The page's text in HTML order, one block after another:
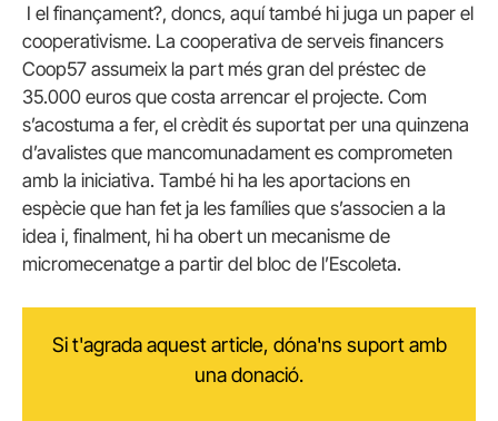
I el finançament?, doncs, aquí també hi juga un paper el
cooperativisme. La cooperativa de serveis financers
Coop57 assumeix la part més gran del préstec de
35.000 euros que costa arrencar el projecte. Com
s’acostuma a fer, el crèdit és suportat per una quinzena
d’avalistes que mancomunadament es comprometen
amb la iniciativa. També hi ha les aportacions en
espècie que han fet ja les famílies que s’associen a la
idea i, finalment, hi ha obert un mecanisme de
micromecenatge a partir del bloc de l’Escoleta.
Si t'agrada aquest article, dóna'ns suport amb
una donació.